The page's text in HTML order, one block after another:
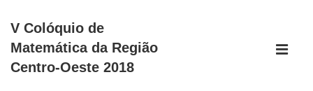
para
V Colóquio de
Matemática da Região
Centro-Oeste 2018
Main